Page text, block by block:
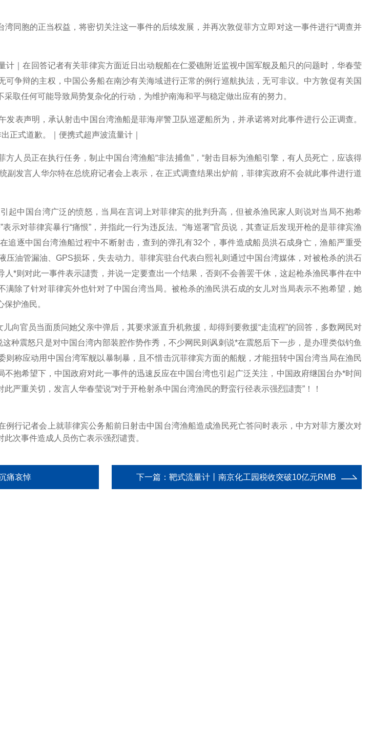
同胞的正当权益，将密切关注这一事件的后续发展，并再次敦促菲方立即对这一事件进行*调查并
计 ｜在回答记者有关菲律宾方面近日出动舰船在仁爱礁附近监视中国军舰及船只的问题时，华春莹
可争辩的主权，中国公务船在南沙有关海域进行正常的例行巡航执法，无可非议。中方敦促有关国
取任何可能导致局势复杂化的行动，为维护南海和平与稳定做出应有的努力。
表声明，承认射击中国台湾渔船是菲海岸警卫队巡逻船所为，并承诺将对此事件进行公正调查。
正式道歉。
便携式超声波流量计
人员正在执行任务，制止中国台湾渔船“非法捕鱼”，“射击目标为渔船引擎，有人员死亡，应该得
副发言人华尔特在总统府记者会上表示，在正式调查结果出炉前，菲律宾政府不会就此事件进行道
起中国台湾广泛的愤怒，当局在言词上对菲律宾的批判升高，但被杀渔民家人则说对当局不抱希
示对菲律宾暴行“痛恨”，并指此一行为违反法。“海巡署”官员说，其查证后发现开枪的是菲律宾渔
追逐中国台湾渔船过程中不断射击，查到的弹孔有32个，事件造成船员洪石成身亡，渔船严重受
压油管漏油、GPS损坏，失去动力。菲律宾驻台代表白熙礼则通过中国台湾媒体，对被枪杀的洪石
人*则对此一事件表示讉责，并说一定要查出一个结果，否则不会善罢干休，这起枪杀渔民事件在中
满除了针对菲律宾外也针对了中国台湾当局。被枪杀的渔民洪石成的女儿对当局表示不抱希望，她
护渔民。
向官员当面质问她父亲中弹后，其要求派直升机救援，却得到要救援“走流程”的回答，多数网民对
这种震怒只是对中国台湾内部装腔作势作秀，不少网民则讽刺说*在震怒后下一步，是办理类似钓鱼
则称应动用中国台湾军舰以暴制暴，且不惜击沉菲律宾方面的船舰，才能扭转中国台湾当局在渔民
抱希望下，中国政府对此一事件的迅速反应在中国台湾也引起广泛关注，中国政府继国台办*时间
严重关切，发言人华春莹说“对于开枪射杀中国台湾渔民的野蛮行径表示强烈讉责”！！
例行记者会上就菲律宾公务船前日射击中国台湾渔船造成渔民死亡答问时表示，中方对菲方屡次对
次事件造成人员伤亡表示强烈谴责。
痛哀悼 下一篇： 靶式流量计丨南京化工园税收突破10亿元RMB